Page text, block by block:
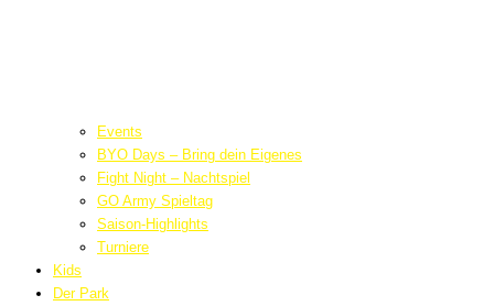
Events
BYO Days – Bring dein Eigenes
Fight Night – Nachtspiel
GO Army Spieltag
Saison-Highlights
Turniere
Kids
Der Park